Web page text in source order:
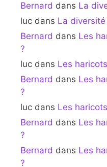
Bernard dans La
luc dans La
Bernard dans Les
?
luc dans Les
Bernard dans Les
?
luc dans Les
Bernard dans Les
?
Bernard dans Les
?